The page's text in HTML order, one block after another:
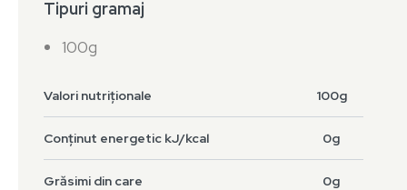
Tipuri gramaj
100g
Valori nutriționale 100g
Conținut energetic kJ/kcal 0g
Grăsimi din care 0g